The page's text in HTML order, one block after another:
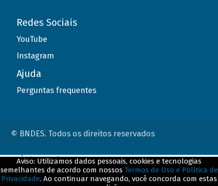
Redes Sociais
YouTube
Instagram
Ajuda
Perguntas frequentes
© BNDES. Todos os direitos reservados
Aviso: Utilizamos dados pessoais, cookies e tecnologias
semelhantes de acordo com nossos Termos de Uso e Política de
Privacidade. Ao continuar navegando, você concorda com estas
ConteÃºdo complementar
${title}${badge}